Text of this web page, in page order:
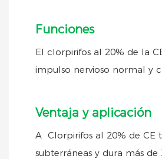
Funciones
El clorpirifos al 20% de la
impulso nervioso normal y
Ventaja y aplicación
A Clorpirifos al 20% de CE
subterráneas y dura más de